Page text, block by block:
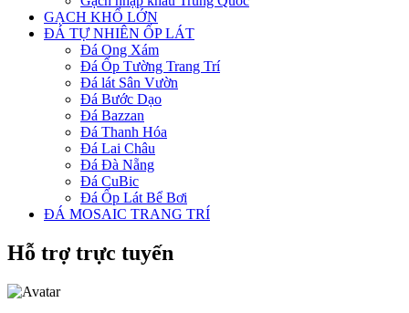
GẠCH KHỔ LỚN
ĐÁ TỰ NHIÊN ỐP LÁT
Đá Ong Xám
Đá Ốp Tường Trang Trí
Đá lát Sân Vườn
Đá Bước Dạo
Đá Bazzan
Đá Thanh Hóa
Đá Lai Châu
Đá Đà Nẵng
Đá CuBic
Đá Ốp Lát Bể Bơi
ĐÁ MOSAIC TRANG TRÍ
Hỗ trợ trực tuyến